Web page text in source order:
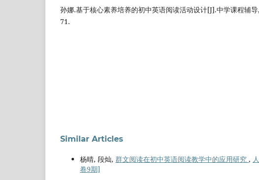
孙娜.基于核心素养培养的初中英语阅读活动设计[J].中学课程辅
71.
Similar Articles
杨晴, 段灿, 群文阅读在初中英语阅读教学中的应用研究 ,
卷9期]